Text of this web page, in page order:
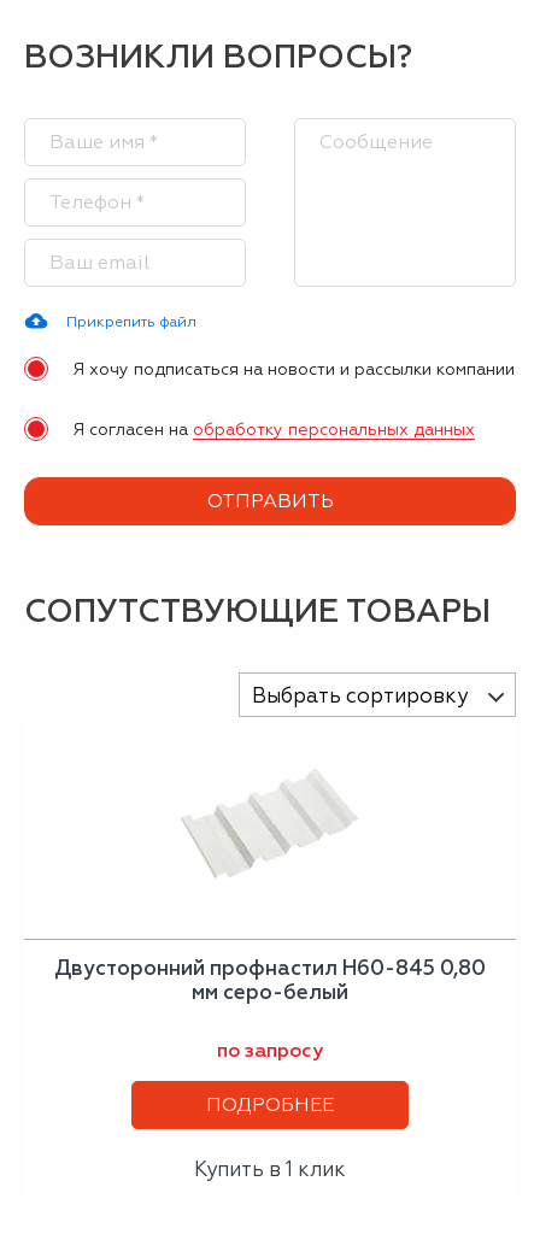
ВОЗНИКЛИ ВОПРОСЫ?
Прикрепить файл
Я хочу подписаться на новости и рассылки компании
Я согласен на обработку персональных данных
СОПУТСТВУЮЩИЕ ТОВАРЫ
Выбрать сортировку
Двусторонний профнастил Н60-845 0,80
мм серо-белый
по запросу
ПОДРОБНЕЕ
Купить в 1 клик